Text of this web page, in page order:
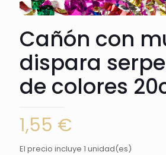
Cañón con
dispara
de colores
1,55 €
El precio incluye 1 unidad(es)